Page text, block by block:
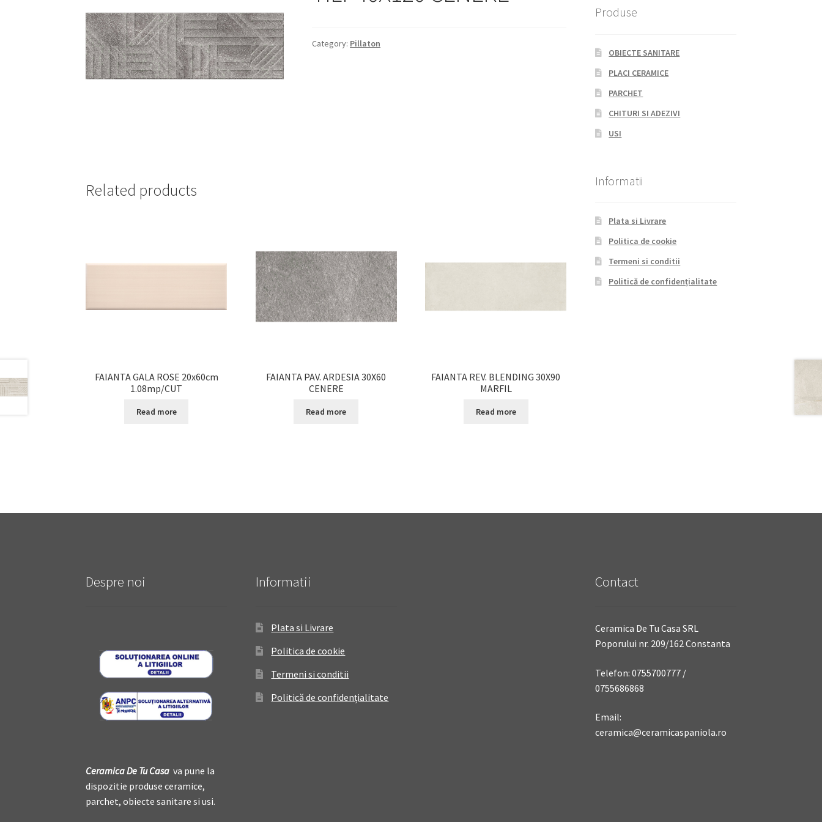
Category: Pillaton
Related products
FAIANTA GALA ROSE 20x60cm
1.08mp/CUT
Read more
FAIANTA PAV. ARDESIA 30X60
CENERE
Read more
FAIANTA REV. BLENDING 30X90
MARFIL
Read more
Produse
OBIECTE SANITARE
PLACI CERAMICE
PARCHET
CHITURI SI ADEZIVI
USI
Informatii
Plata si Livrare
Politica de cookie
Termeni si conditii
Politică de confidențialitate
Despre noi
Ceramica De Tu Casa va pune la
dispozitie produse ceramice,
parchet, obiecte sanitare si usi.
Informatii
Plata si Livrare
Politica de cookie
Termeni si conditii
Politică de confidențialitate
Contact
Ceramica De Tu Casa SRL
Poporului nr. 209/162 Constanta
Telefon: 0755700777 /
0755686868
Email:
ceramica@ceramicaspaniola.ro